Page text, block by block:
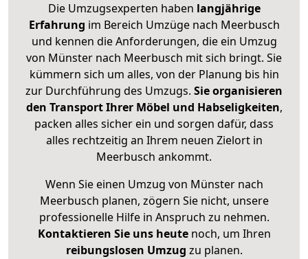
Die Umzugsexperten haben langjährige
Erfahrung im Bereich Umzüge nach Meerbusch
und kennen die Anforderungen, die ein Umzug
von Münster nach Meerbusch mit sich bringt. Sie
kümmern sich um alles, von der Planung bis hin
zur Durchführung des Umzugs. Sie organisieren
den Transport Ihrer Möbel und Habseligkeiten,
packen alles sicher ein und sorgen dafür, dass
alles rechtzeitig an Ihrem neuen Zielort in
Meerbusch ankommt.
Wenn Sie einen Umzug von Münster nach
Meerbusch planen, zögern Sie nicht, unsere
professionelle Hilfe in Anspruch zu nehmen.
Kontaktieren Sie uns heutenoch, um Ihren
reibungslosen Umzug zu planen.